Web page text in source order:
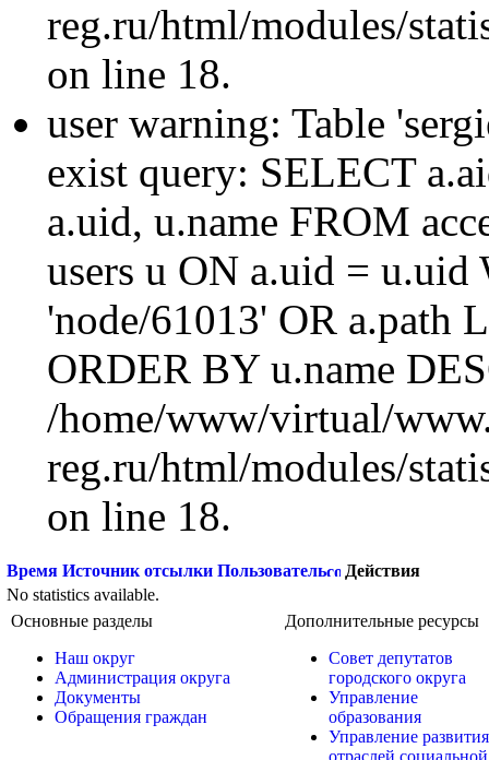
reg.ru/html/modules/
on line 18.
user warning: Table
exist query: SELECT
a.uid, u.name FROM
users u ON a.uid = u.uid
'node/61013' OR a.path
ORDER BY u.name
/home/www/virtual/
reg.ru/html/modules/
on line 18.
Время Источник отсылки Пользователь
Действия
No statistics available.
Основные разделы
Наш округ
Администрация округа
Документы
Обращения граждан
Дополнительные ресурсы
Совет депутатов
городского округа
Управление
образования
Управление развития
отраслей социальной